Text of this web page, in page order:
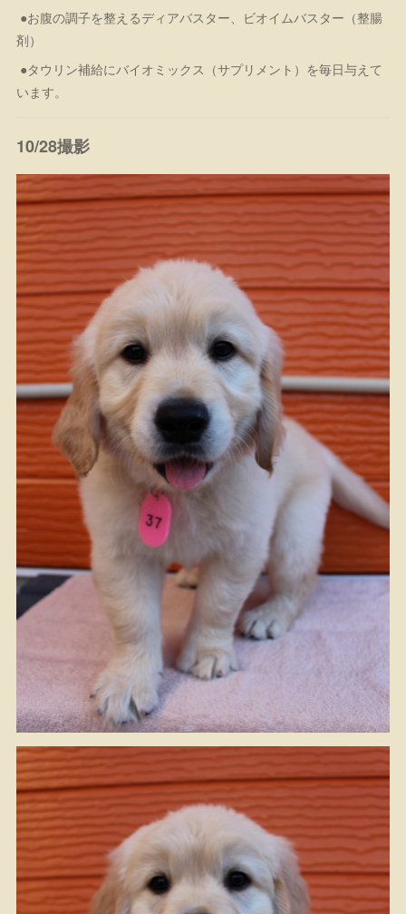
●お腹の調子を整えるディアバスター、ビオイムバスター（整腸
剤）
●タウリン補給にバイオミックス（サプリメント）を毎日与えて
います。
10/28撮影